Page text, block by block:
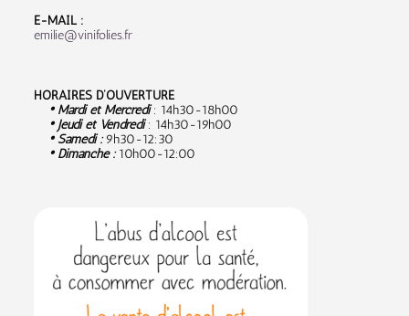
E-MAIL :
emilie@vinifolies.fr
HORAIRES D’OUVERTURE
• Mardi et Mercredi: 14h30-18h00
• Jeudi et Vendredi: 14h30-19h00
• Samedi :9h30-12:30
• Dimanche :10h00-12:00